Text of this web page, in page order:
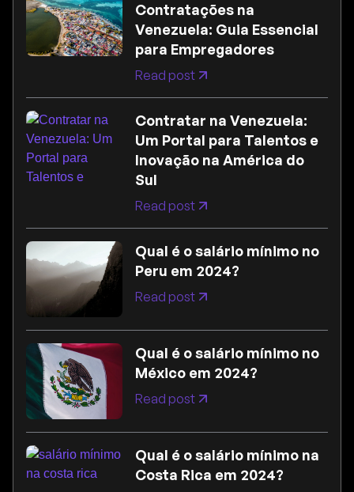
Contratações na
Venezuela: Guia Essencial
para Empregadores
Read post
Contratar na Venezuela:
Um Portal para Talentos e
Inovação na América do
Sul
Read post
Qual é o salário mínimo no
Peru em 2024?
Read post
Qual é o salário mínimo no
México em 2024?
Read post
Qual é o salário mínimo na
Costa Rica em 2024?